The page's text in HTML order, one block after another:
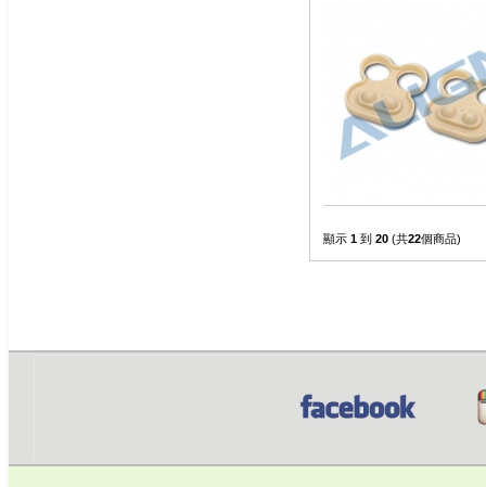
顯示 1 到 20 (共22個商品)